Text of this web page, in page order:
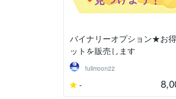
バイナリーオプション★お
ットを販売します
fullmoon22
-